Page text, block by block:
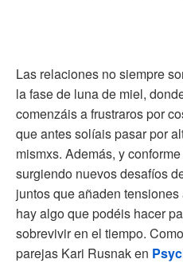
Las relaciones no siempre
la fase de luna de miel,
comenzáis a frustraros por
que antes solíais pasar por
mismxs. Además, y
surgiendo nuevos desafíos
juntos que añaden
hay algo que podéis hacer
sobrevivir en el tiempo.
parejas Kari Rusnak en